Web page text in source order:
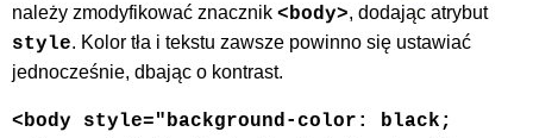
należy zmodyfikować znacznik <body>, dodając atrybut
style. Kolor tła i tekstu zawsze powinno się ustawiać
jednocześnie, dbając o kontrast.
<body style="background-color: black;